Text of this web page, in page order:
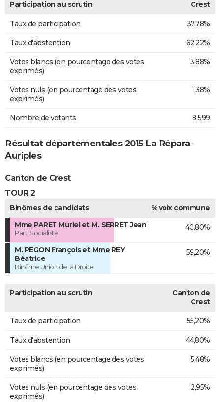
Participation au scrutin Crest
Taux de participation 37,78%
Taux d'abstention 62,22%
Votes blancs (en pourcentage des votes
exprimés)
3,88%
Votes nuls (en pourcentage des votes
exprimés)
1,38%
Nombre de votants 8 599
Résultat départementales 2015 La Répara-
Auriples
Canton de Crest
TOUR 2
Binômes de candidats
% voix commune
Mme PARET Muriel et M. SERRET Jean
Parti Socialiste
40,80%
M. PEGON François et Mme REY
Béatrice
Binôme Union de la Droite
59,20%
Participation au scrutin
Canton de
Crest
Taux de participation 55,20%
Taux d'abstention 44,80%
Votes blancs (en pourcentage des votes
exprimés)
5,48%
Votes nuls (en pourcentage des votes
exprimés)
2,95%